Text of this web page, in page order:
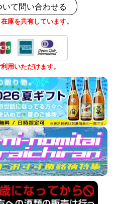
て問い合わせる
庫を共有しています。
用いただけます。